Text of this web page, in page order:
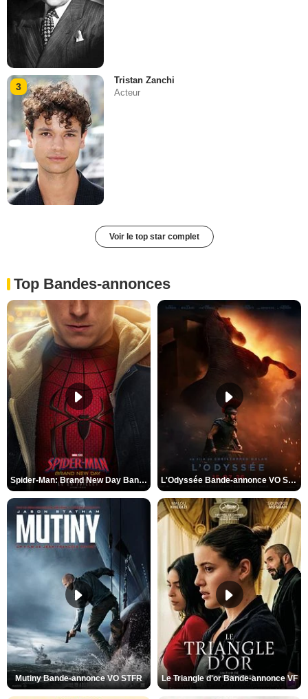
3
Tristan Zanchi
Acteur
Voir le top star complet
Top Bandes-annonces
Spider-Man: Brand New Day Bande-annonce VO STFR L'Odyssée Bande-annonce VO STFR
Mutiny Bande-annonce VO STFR Le Triangle d'or Bande-annonce VF